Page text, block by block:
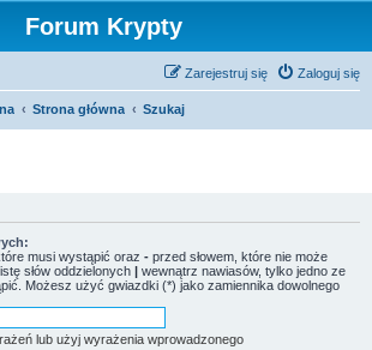
Forum Krypty
Zaloguj się
Zarejestruj się
Strona główna Szukaj
musi wystąpić oraz - przed słowem, które nie może
słów oddzielonych | wewnątrz nawiasów, tylko jedno ze
Możesz użyć gwiazdki (*) jako zamiennika dowolnego
lub użyj wyrażenia wprowadzonego